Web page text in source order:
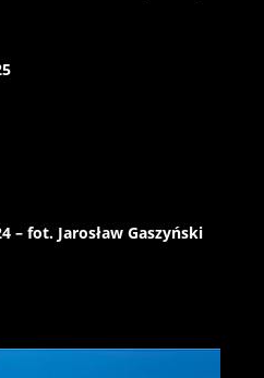
– fot. Jarosław Gaszyński